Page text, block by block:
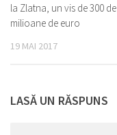
la Zlatna, un vis de 300 de
milioane de euro
19 MAI 2017
LASĂ UN RĂSPUNS